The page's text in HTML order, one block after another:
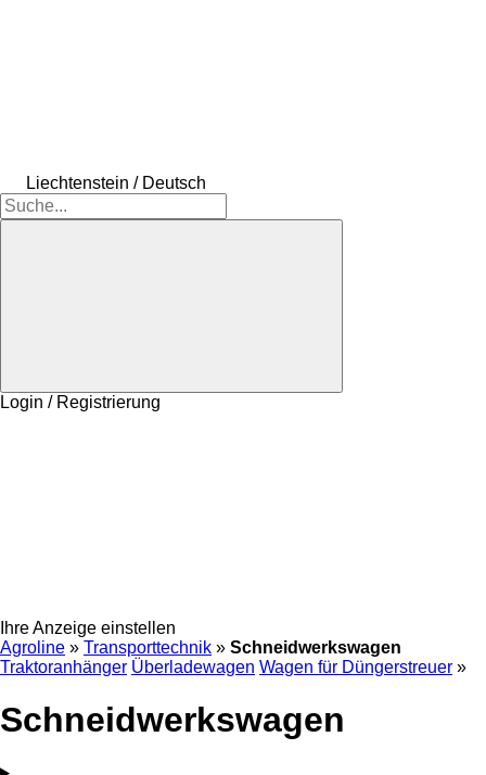
Liechtenstein / Deutsch
Login / Registrierung
Ihre Anzeige einstellen
Agroline » Transporttechnik » Schneidwerkswagen
Traktoranhänger Überladewagen Wagen für Düngerstreuer »
Schneidwerkswagen